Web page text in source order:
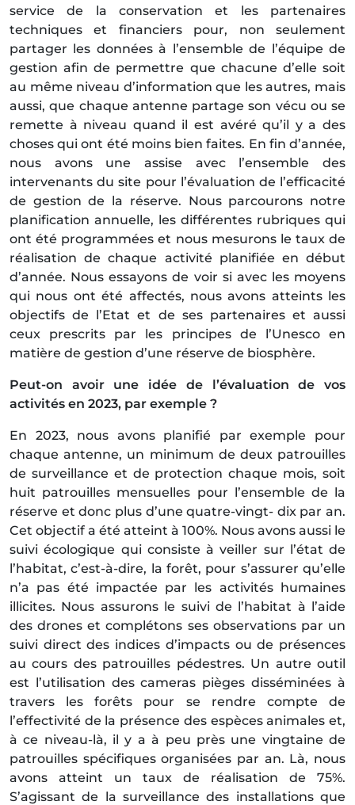
service de la conservation et les partenaires
techniques et financiers pour, non seulement
partager les données à l’ensemble de l’équipe de
gestion afin de permettre que chacune d’elle soit
au même niveau d’information que les autres, mais
aussi, que chaque antenne partage son vécu ou se
remette à niveau quand il est avéré qu’il y a des
choses qui ont été moins bien faites. En fin d’année,
nous avons une assise avec l’ensemble des
intervenants du site pour l’évaluation de l’efficacité
de gestion de la réserve. Nous parcourons notre
planification annuelle, les différentes rubriques qui
ont été programmées et nous mesurons le taux de
réalisation de chaque activité planifiée en début
d’année. Nous essayons de voir si avec les moyens
qui nous ont été affectés, nous avons atteints les
objectifs de l’Etat et de ses partenaires et aussi
ceux prescrits par les principes de l’Unesco en
matière de gestion d’une réserve de biosphère.
Peut-on avoir une idée de l’évaluation de vos
activités en 2023, par exemple ?
En 2023, nous avons planifié par exemple pour
chaque antenne, un minimum de deux patrouilles
de surveillance et de protection chaque mois, soit
huit patrouilles mensuelles pour l’ensemble de la
réserve et donc plus d’une quatre-vingt- dix par an.
Cet objectif a été atteint à 100%. Nous avons aussi le
suivi écologique qui consiste à veiller sur l’état de
l’habitat, c’est-à-dire, la forêt, pour s’assurer qu’elle
n’a pas été impactée par les activités humaines
illicites. Nous assurons le suivi de l’habitat à l’aide
des drones et complétons ses observations par un
suivi direct des indices d’impacts ou de présences
au cours des patrouilles pédestres. Un autre outil
est l’utilisation des cameras pièges disséminées à
travers les forêts pour se rendre compte de
l’effectivité de la présence des espèces animales et,
à ce niveau-là, il y a à peu près une vingtaine de
patrouilles spécifiques organisées par an. Là, nous
avons atteint un taux de réalisation de 75%.
S’agissant de la surveillance des installations que